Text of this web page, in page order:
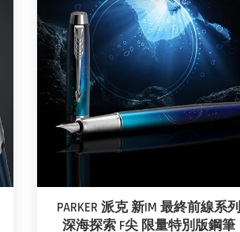
PARKER 派克 新IM 最終前線系列
深海探索 F尖 限量特別版鋼筆